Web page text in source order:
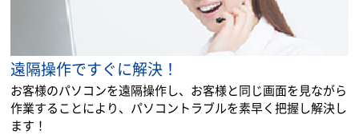
遠隔操作ですぐに解決！
お客様のパソコンを遠隔操作し、お客様と同じ画面を見ながら
作業することにより、パソコントラブルを素早く把握し解決し
ます！